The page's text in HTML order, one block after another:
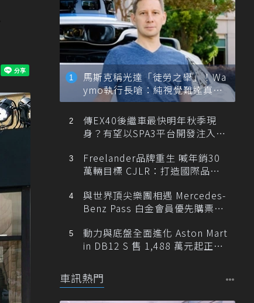
馬斯克稱光達「徒勞之舉」！Wa
ymo執行長嗆：純視覺難達真正
自動駕駛
傳EX40後繼車最快明年秋季現
身？有望以SPA3平台開發注入80
Freelander品牌重生 喊年銷30
萬輛目標 CJLR：打造國際品牌
與世界頂尖樂團相遇 Mercedes-
Benz Pass 白金會員優先購票維
動力與底盤全面進化 Aston Mart
in DB12 S 售 1,488 萬元起正式
車訊熱門